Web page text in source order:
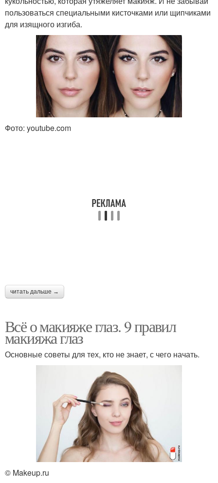
Косметика в макияже
Макияж в коричневых
тонах
Образ макияж и
прическа
прическа
макияж
Цены на прически и
макияж
Игры макияж и
Играть в игру прически
и макияж
Макияж для вечеринки
Эффектный макияж
пользоваться специальными кисточками или щипчиками
для изящного изгиба.
Фото: youtube.com
читать дальше →
Всё о макияже глаз. 9 правил
макияжа глаз
Основные советы для тех, кто не знает, с чего начать.
© Makeup.ru